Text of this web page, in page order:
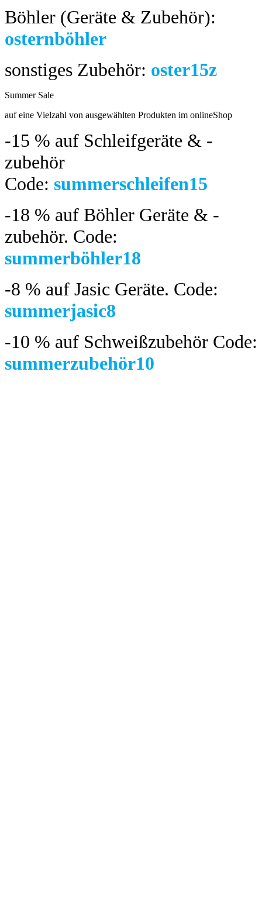
Böhler (Geräte & Zubehör):
osternböhler
sonstiges Zubehör: oster15z
Summer Sale
auf eine Vielzahl von ausgewählten Produkten im onlineShop
-15 % auf Schleifgeräte & -
zubehör
Code: summerschleifen15
-18 % auf Böhler Geräte & -
zubehör. Code:
summerböhler18
-8 % auf Jasic Geräte. Code:
summerjasic8
-10 % auf Schweißzubehör Code:
summerzubehör10